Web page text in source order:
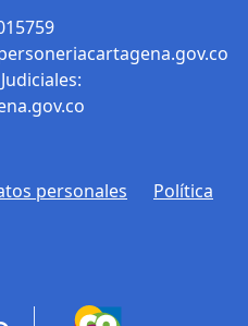
personales
Política